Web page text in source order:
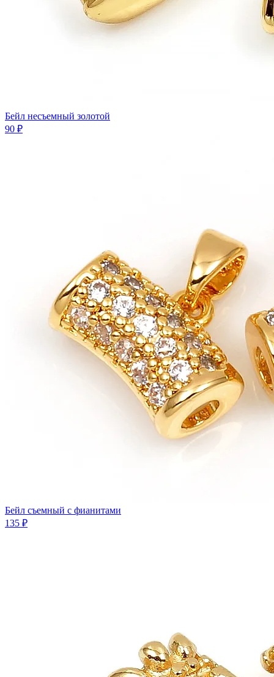
Бейл несъемный золотой
90 ₽
Бeйл съемный с фианитами
135 ₽